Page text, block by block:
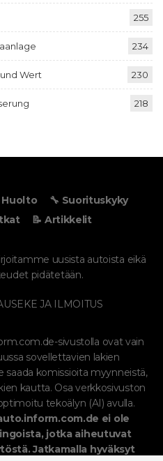
255
234
Wert 230
218
Huolto
🔧 Suorituskyky
📝 Artikkelit
uusista autoista eikä
pidätetään.
JA ILMOITUS
-sivustolla ovat vain
sovellettavien lakien
komissioita myynneistä,
kautta. Osa verkkosivuston
tekoälyn (AI) avulla.
ei ole
jotka aiheutuvat
Jatkamalla hyväksyt